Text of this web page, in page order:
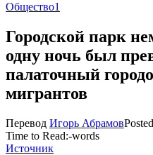
Общество1
Городской парк
одну ночь был
палаточный
мигрантов
Перевод Игорь Абрамов
Time to Read:-words
Источник